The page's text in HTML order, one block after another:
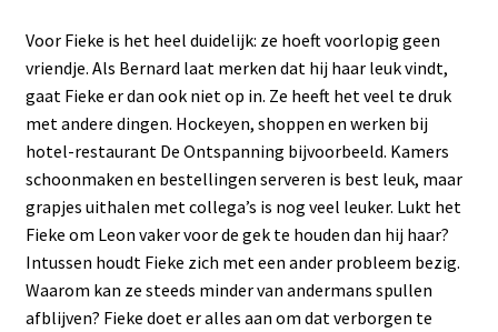
Voor Fieke is het heel duidelijk: ze hoeft voorlopig geen
vriendje. Als Bernard laat merken dat hij haar leuk vindt,
gaat Fieke er dan ook niet op in. Ze heeft het veel te druk
met andere dingen. Hockeyen, shoppen en werken bij
hotel-restaurant De Ontspanning bijvoorbeeld. Kamers
schoonmaken en bestellingen serveren is best leuk, maar
grapjes uithalen met collega’s is nog veel leuker. Lukt het
Fieke om Leon vaker voor de gek te houden dan hij haar?
Intussen houdt Fieke zich met een ander probleem bezig.
Waarom kan ze steeds minder van andermans spullen
afblijven? Fieke doet er alles aan om dat verborgen te